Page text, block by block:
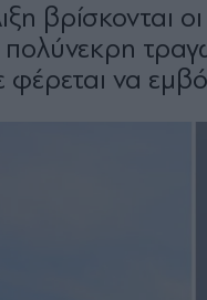
βρίσκονται
πολύνεκρη
φέρεται να